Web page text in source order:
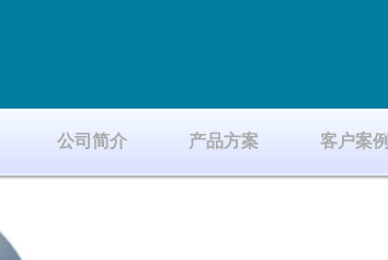
公司简介 产品方案 客户案例